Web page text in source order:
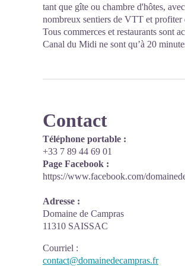
tant que gîte ou chambre d'hôtes,
nombreux sentiers de VTT et
Tous commerces et restaurants sont
Canal du Midi ne sont qu’à 20
Contact
Téléphone portable :
+33 7 89 44 69 01
Page Facebook :
https://www.facebook.com/
Adresse :
Domaine de Campras
11310 SAISSAC
Courriel :
contact@domainedecampras.fr